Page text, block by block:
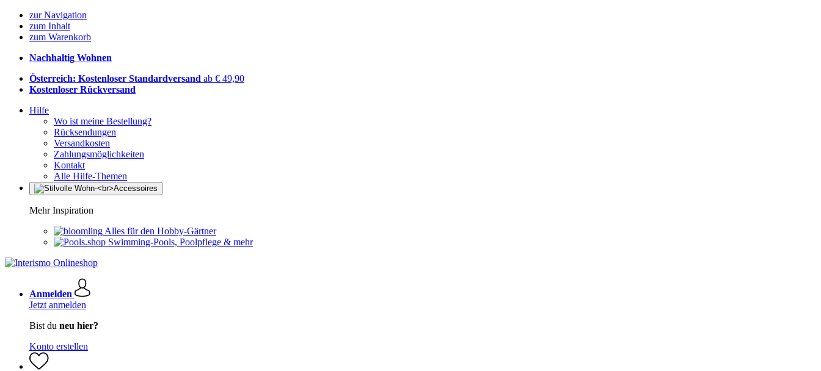
zur Navigation
zum Inhalt
zum Warenkorb
Nachhaltig Wohnen
Österreich: Kostenloser Standardversand ab € 49,90
Kostenloser Rückversand
Hilfe
Wo ist meine Bestellung?
Rücksendungen
Versandkosten
Zahlungsmöglichkeiten
Kontakt
Alle Hilfe-Themen
Mehr Inspiration
Alles für den Hobby-Gärtner
Swimming-Pools, Poolpflege & mehr
Anmelden
Jetzt anmelden
Bist du neu hier?
Konto erstellen